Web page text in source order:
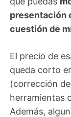
presentación
cuestión de
El precio de
queda corto
(corrección
herramientas
Además,